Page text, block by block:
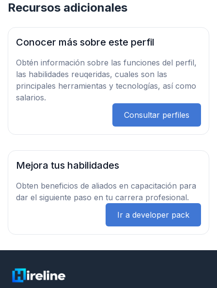
Recursos adicionales
Conocer más sobre este perfil
Obtén información sobre las funciones del perfil,
las habilidades reuqeridas, cuales son las
principales herramientas y tecnologías, así como
salarios.
Consultar perfiles
Mejora tus habilidades
Obten beneficios de aliados en capacitación para
dar el siguiente paso en tu carrera profesional.
Ir a developer pack